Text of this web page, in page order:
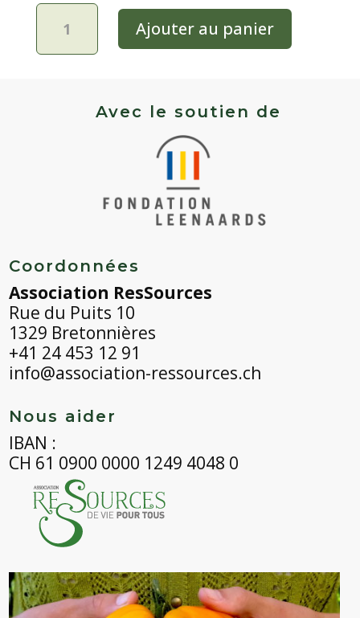
quantité
Tomate
Ajouter au panier
Avec le soutien de
Coordonnées
Association ResSources
Rue du Puits 10
1329 Bretonnières
+41 24 453 12 91
info@association-ressources.ch
Nous aider
IBAN :
CH 61 0900 0000 1249 4048 0